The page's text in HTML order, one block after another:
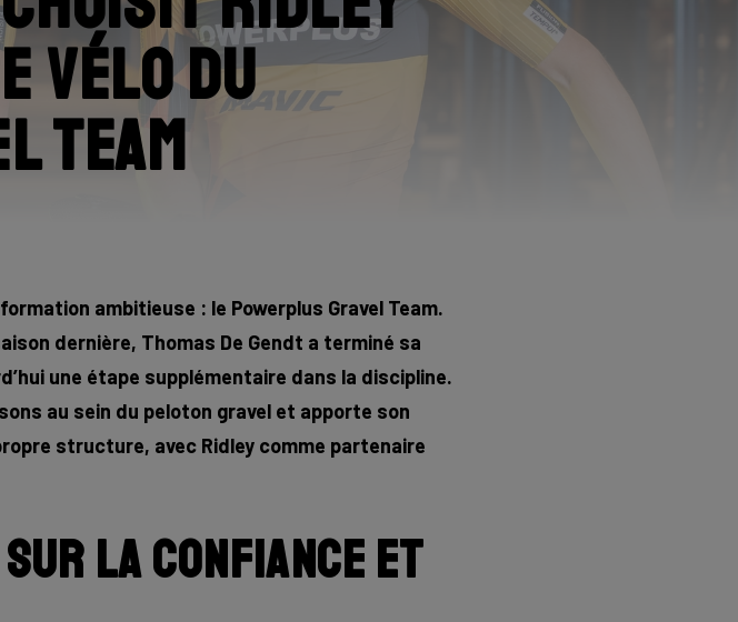
vélo du
Team
ambitieuse : le Powerplus Gravel Team.
dernière, Thomas De Gendt a terminé sa
une étape supplémentaire dans la discipline.
au sein du peloton gravel et apporte son
structure, avec Ridley comme partenaire
la confiance et